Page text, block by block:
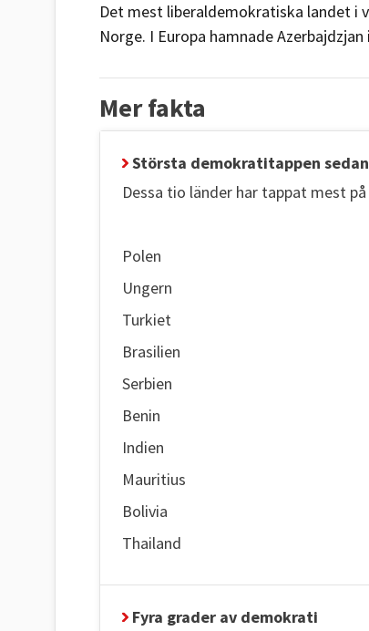
Det mest liberaldemokratiska landet i
Norge. I Europa hamnade
Mer fakta
Största demokratitappen
Dessa tio länder har tappat mest
Polen
Ungern
Turkiet
Brasilien
Serbien
Benin
Indien
Mauritius
Bolivia
Thailand
Fyra grader av demokrati